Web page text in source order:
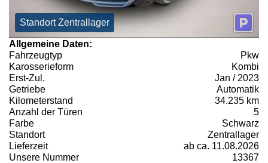
Standort Zentrallager
Allgemeine Daten:
Fahrzeugtyp
Pkw
Karosserieform
Kombi
Erst-Zul.
Jan / 2023
Getriebe
Automatik
Kilometerstand
34.235 km
Anzahl der Türen
5
Farbe
Schwarz
Standort
Zentrallager
Lieferzeit
ab ca. 11.08.2026
Unsere Nummer
13367